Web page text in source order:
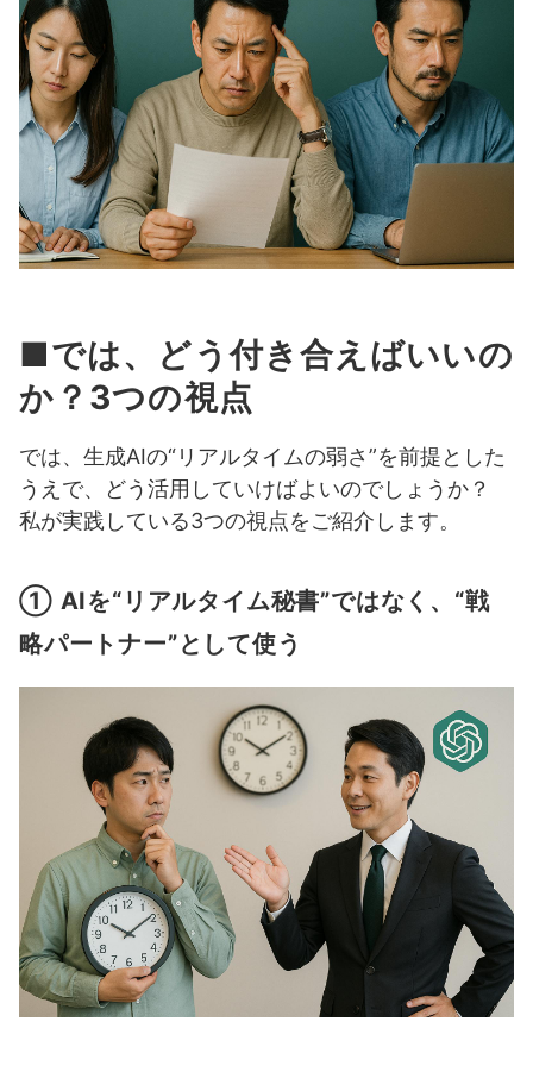
■では、どう付き合えばいいの
か？3つの視点
では、生成AIの“リアルタイムの弱さ”を前提とした
うえで、どう活用していけばよいのでしょうか？
私が実践している3つの視点をご紹介します。
① AIを“リアルタイム秘書”ではなく、“戦
略パートナー”として使う